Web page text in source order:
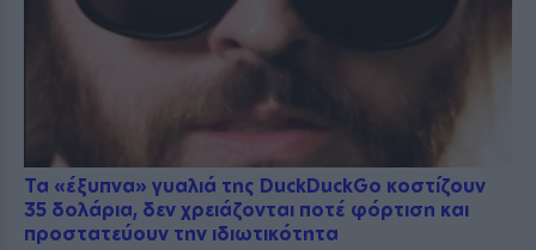
Τα «έξυπνα» γυαλιά της DuckDuckGo κοστίζουν
35 δολάρια, δεν χρειάζονται ποτέ φόρτιση και
προστατεύουν την ιδιωτικότητα